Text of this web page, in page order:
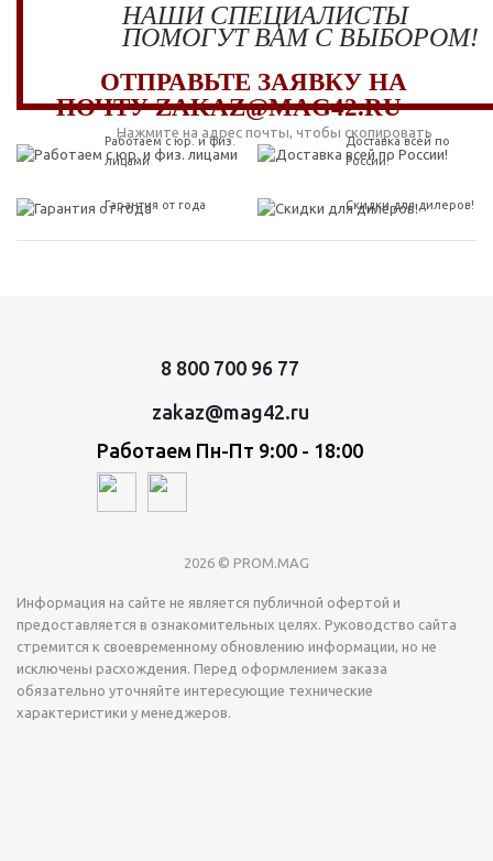
НАШИ СПЕЦИАЛИСТЫ
ПОМОГУТ ВАМ С ВЫБОРОМ!
ОТПРАВЬТЕ ЗАЯВКУ НА
ПОЧТУ ZAKAZ@MAG42.RU
Нажмите на адрес почты, чтобы скопировать
Работаем с юр. и физ.
лицами
Доставка всей по
России!
Гарантия от года Скидки для дилеров!
8 800 700 96 77
zakaz@mag42.ru
Работаем Пн-Пт 9:00 - 18:00
2026 © PROM.MAG
Информация на сайте не является публичной офертой и
предоставляется в ознакомительных целях. Руководство сайта
стремится к своевременному обновлению информации, но не
исключены расхождения. Перед оформлением заказа
обязательно уточняйте интересующие технические
характеристики у менеджеров.